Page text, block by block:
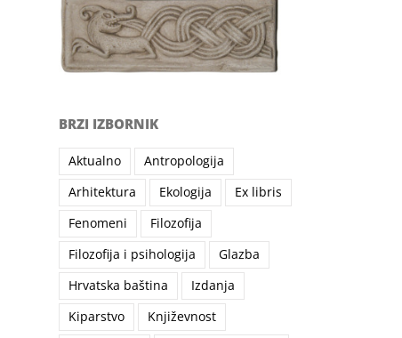
BRZI IZBORNIK
Aktualno
Antropologija
Arhitektura
Ekologija
Ex libris
Fenomeni
Filozofija
Filozofija i psihologija
Glazba
Hrvatska baština
Izdanja
Kiparstvo
Književnost